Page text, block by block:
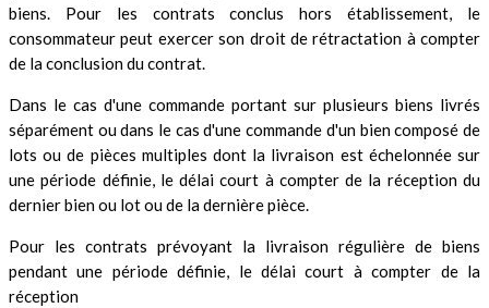
biens. Pour les contrats conclus hors établissement, le
consommateur peut exercer son droit de rétractation à compter
de la conclusion du contrat.
Dans le cas d'une commande portant sur plusieurs biens livrés
séparément ou dans le cas d'une commande d'un bien composé de
lots ou de pièces multiples dont la livraison est échelonnée sur
une période définie, le délai court à compter de la réception du
dernier bien ou lot ou de la dernière pièce.
Pour les contrats prévoyant la livraison régulière de biens
pendant une période définie, le délai court à compter de la
réception